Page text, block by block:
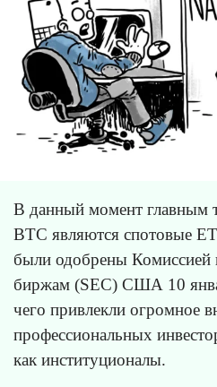
В данный момент главным
BTC являются спотовые
были одобрены
биржам (SEC) США 10
чего привлекли огромное
профессиональных
как институционалы.